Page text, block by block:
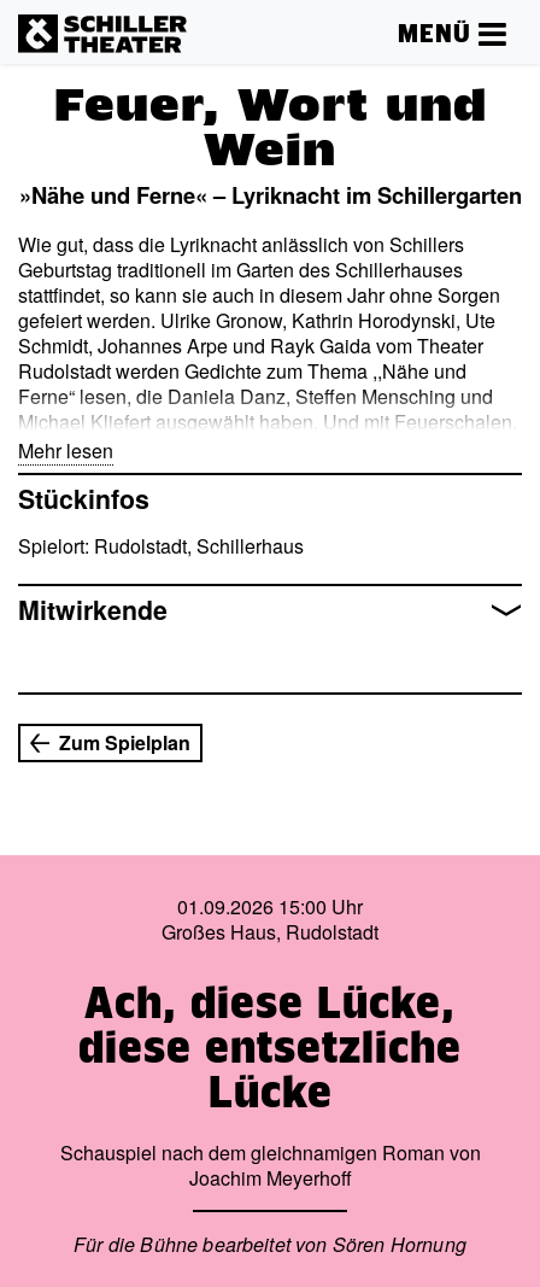
MENÜ
Feuer, Wort und
Wein
»Nähe und Ferne« – Lyriknacht im Schillergarten
Wie gut, dass die Lyriknacht anlässlich von Schillers
Geburtstag traditionell im Garten des Schillerhauses
stattfindet, so kann sie auch in diesem Jahr ohne Sorgen
gefeiert werden. Ulrike Gronow, Kathrin Horodynski, Ute
Schmidt, Johannes Arpe und Rayk Gaida vom Theater
Rudolstadt werden Gedichte zum Thema ,,Nähe und
Ferne“ lesen, die Daniela Danz, Steffen Mensching und
Michael Kliefert ausgewählt haben. Und mit Feuerschalen,
Wein, guten Gedichten und herzerwärmender Musik des
Akkordeonisten Uwe Steger lässt sich der Kälte gut
trotzen. Das Restaurant ,,Schiller!“ sorgt zudem für die
Anlass diesmal eigene Decken mit.
Eintritt:10,00€
wird aufgrund der begrenzten Platzzahl dringend gebeten.
Mehr lesen
Stückinfos
Spielort: Rudolstadt, Schillerhaus
Mitwirkende
Zum Spielplan
01.09.2026 15:00 Uhr
Großes Haus, Rudolstadt
Ach, diese Lücke,
diese entsetzliche
Lücke
Schauspiel nach dem gleichnamigen Roman von
Joachim Meyerhoff
Für die Bühne bearbeitet von Sören Hornung